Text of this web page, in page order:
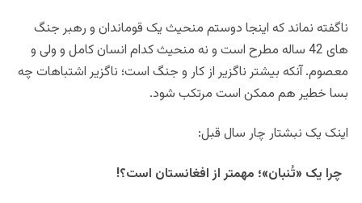
ناگفته نماند که اینجا دوستم منحیث یک قوماندان و رهبر جنگ
های 42 ساله مطرح است و نه منحیث کدام انسان کامل و ولی و
معصوم. آنکه بیشتر ناگزیر از کار و جنگ است؛ ناگزیر اشتباهات چه
بسا خطیر هم ممکن است مرتکب شود.
اینک یک نبشتار چار سال قبل:
چرا یک «تُنبان»؛ مهمتر از افغانستان است؟!